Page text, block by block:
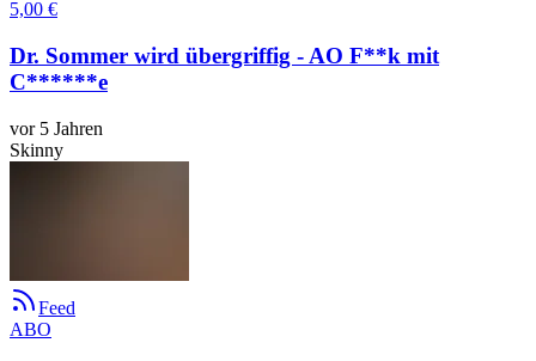
5,00 €
Dr. Sommer wird übergriffig - AO F**k mit
C******e
vor 5 Jahren
Skinny
Feed
ABO